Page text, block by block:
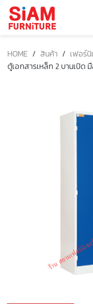
HOME / สินค้า / เฟอร์
ตู้เอกสารเหล็ก 2 บานเปิด